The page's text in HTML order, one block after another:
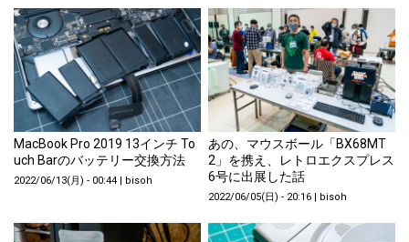
MacBook Pro 2019 13インチ To
uch Barのバッテリー交換方法
2022/06/13(月) - 00:44 bisoh
あの、マウスボール「BX68MT
2」を携え、レトロエクスプレス
6号に出展した話
2022/06/05(日) - 20:16 bisoh